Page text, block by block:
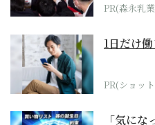
PR(森永乳
1日だけ
PR(ショッ
「気に